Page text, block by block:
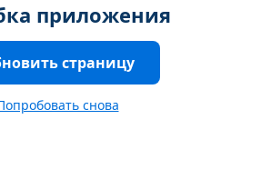
приложения
страницу
снова